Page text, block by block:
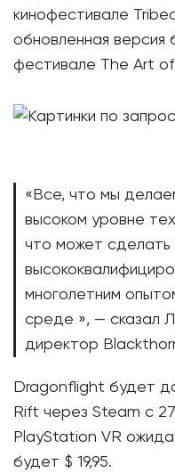
кинофестивале
обновленная версия
фестивале The Art of
«Все, что мы
высоком уровне
что может сделать
многолетним
среде », — сказал
директор
Dragonflight будет
Rift через Steam с
PlayStation VR
будет $ 19,95.